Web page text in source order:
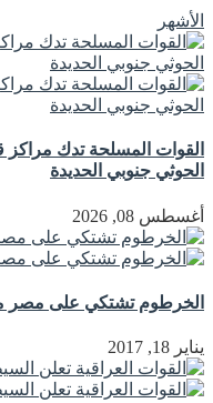
الأشهر
القوات المسلحة تدك
الحوثي جنوبي الحديدة
أغسطس 08, 2026
الخرطوم تشتكي على مصر
يناير 18, 2017